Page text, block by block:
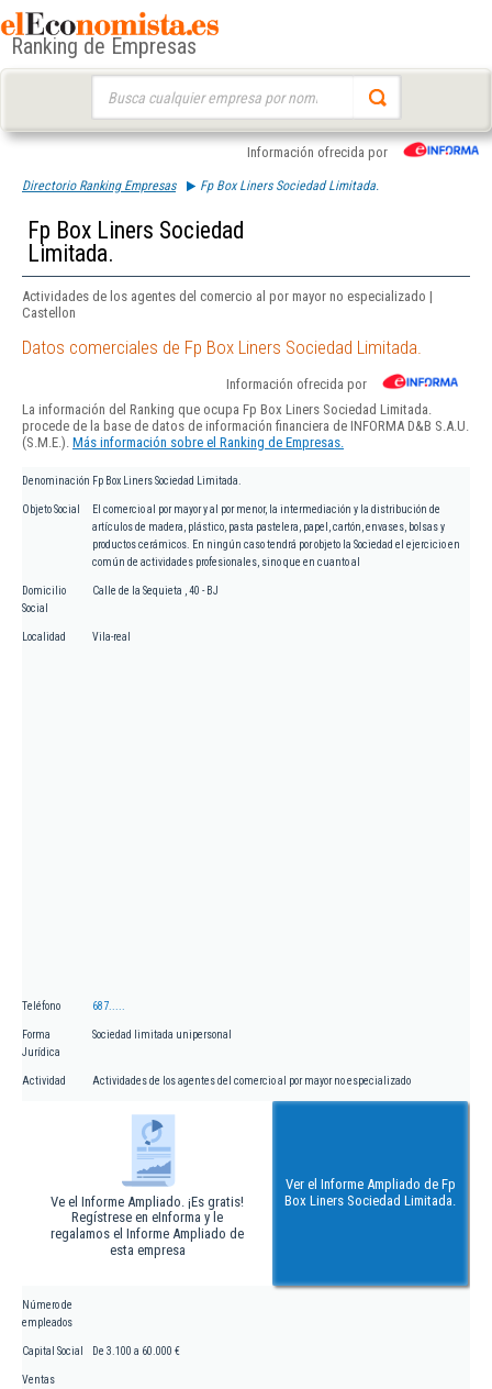
Ranking de Empresas
Información ofrecida por
Directorio Ranking Empresas Fp Box Liners Sociedad Limitada.
Fp Box Liners Sociedad
Limitada.
Actividades de los agentes del comercio al por mayor no especializado |
Castellon
Datos comerciales de Fp Box Liners Sociedad Limitada.
Información ofrecida por
La información del Ranking que ocupa Fp Box Liners Sociedad Limitada.
procede de la base de datos de información financiera de INFORMA D&B S.A.U.
(S.M.E.). Más información sobre el Ranking de Empresas.
Denominación Fp Box Liners Sociedad Limitada.
Objeto Social
El comercio al por mayor y al por menor, la intermediación y la distribución de
artículos de madera, plástico, pasta pastelera, papel, cartón, envases, bolsas y
productos cerámicos. En ningún caso tendrá por objeto la Sociedad el ejercicio en
común de actividades profesionales, sino que en cuanto al
Domicilio
Social
Calle de la Sequieta , 40 - BJ
Localidad Vila-real
Teléfono 687.....
Forma
Jurídica
Sociedad limitada unipersonal
Actividad Actividades de los agentes del comercio al por mayor no especializado
Ve el Informe Ampliado. ¡Es gratis!
Regístrese en eInforma y le
regalamos el Informe Ampliado de
esta empresa
Ver el Informe Ampliado de Fp
Box Liners Sociedad Limitada.
Número de
empleados
Capital Social De 3.100 a 60.000 €
Ventas